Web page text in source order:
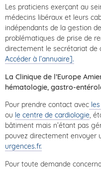
Les praticiens exerçant au
médecins libéraux et leurs
indépendants de la gestion
problématiques de prise de
directement le secrétariat de
Accéder à l’annuaire].
La Clinique de l’Europe
hématologie, gastro-
Pour prendre contact avec
ou le centre de cardiologie,
bâtiment mais n’étant pas
pouvez directement envoyer
urgences.fr.
Pour toute demande